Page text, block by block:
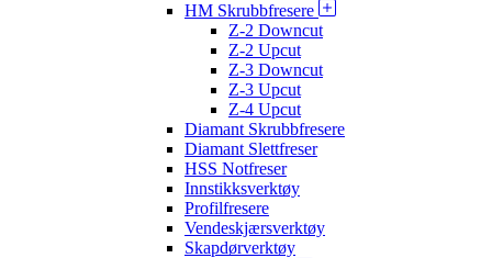
HM Skrubbfresere
Z-2 Downcut
Z-2 Upcut
Z-3 Downcut
Z-3 Upcut
Z-4 Upcut
Diamant Skrubbfresere
Diamant Slettfreser
HSS Notfreser
Innstikksverktøy
Profilfresere
Vendeskjærsverktøy
Skapdørverktøy